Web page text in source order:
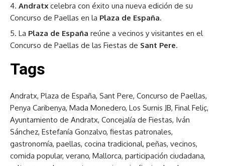
Andratx celebra con éxito una nueva edición de su
Concurso de Paellas en la Plaza de España.
La Plaza de España reúne a vecinos y visitantes en el
Concurso de Paellas de las Fiestas de Sant Pere.
Tags
Andratx, Plaza de España, Sant Pere, Concurso de Paellas,
Penya Caribenya, Mada Monedero, Los Surnis JB, Final Feliç,
Ayuntamiento de Andratx, Concejalía de Fiestas, Iván
Sánchez, Estefanía Gonzalvo, fiestas patronales,
gastronomía, paellas, cocina tradicional, peñas, vecinos,
comida popular, verano, Mallorca, participación ciudadana,